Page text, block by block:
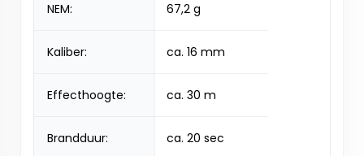
NEM: 67,2 g
Kaliber: ca. 16 mm
Effecthoogte: ca. 30 m
Brandduur: ca. 20 sec